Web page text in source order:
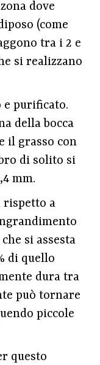
dove
(come
tra i 2 e
si realizzano
e purificato.
della bocca
il grasso con
di solito si
mm.
rispetto a
si assesta
di quello
dura tra
può tornare
piccole
questo